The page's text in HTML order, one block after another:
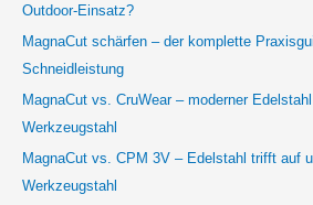
Outdoor-Einsatz?
MagnaCut schärfen – der komplette
Schneidleistung
MagnaCut vs. CruWear – moderner
Werkzeugstahl
MagnaCut vs. CPM 3V – Edelstahl trifft auf
Werkzeugstahl